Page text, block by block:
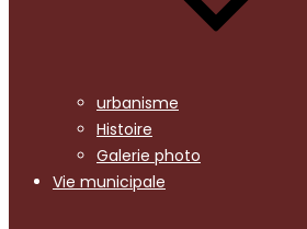
urbanisme
Histoire
Galerie photo
Vie municipale